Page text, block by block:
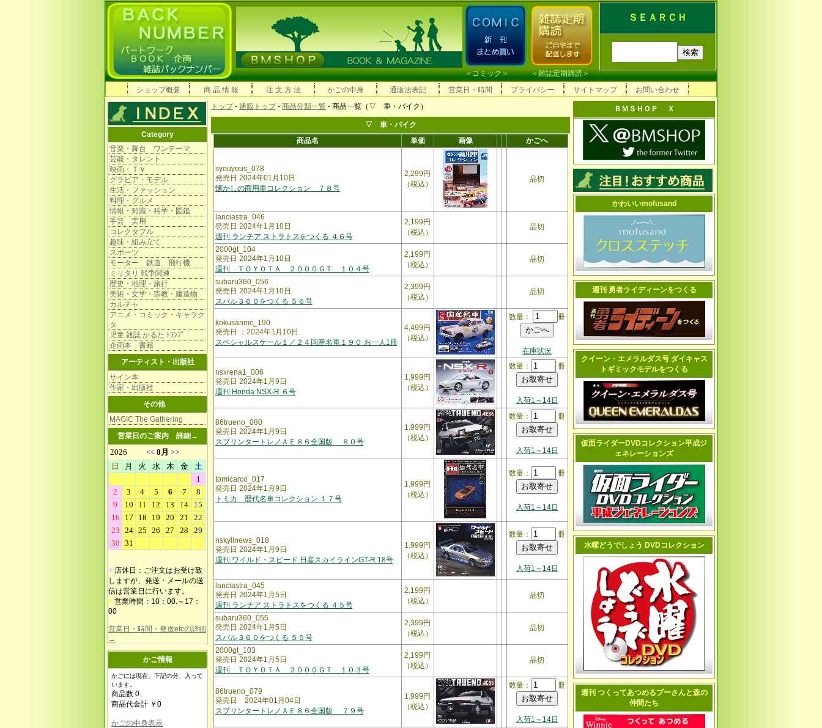
ＳＥＡＲＣＨ
＜コミック＞ ＜雑誌定期購読＞
ショップ概要
商 品 情 報 注 文 方 法 かごの中身 通販法表記 営業日・時間 プライバシー サイトマップ お問い合わせ
Category
音楽・舞台 ワンテーマ
芸能・タレント
映画・ＴＶ
グラビア・モデル
生活・ファッション
料理・グルメ
情報・知識・科学・図鑑
手芸 実用
コレクタブル
趣味・組み立て
スポーツ
モーター 鉄道 飛行機
ミリタリ 戦争関連
歴史・地理・旅行
美術・文学・宗教・建造物
カルチャ
アニメ・コミック・キャラク
タ
児童 雑誌 かるた ﾄﾗﾝﾌﾟ
企画本 書籍
アーティスト・出版社
サイン本
作家・出版社
その他
MAGIC The Gathering
営業日のご案内 詳細→
■ 店休日：ご注文はお受け致
しますが、発送・メールの送
信は営業日に行います。
■ 営業時間：10：00.～17：
00
営業日・時間・発送etcの詳細
→
かご情報
かごには現在、下記の分、入って
います。
商品数 0
商品代金計 ￥0
かごの中身表示
トップ- 通販トップ- 商品分類一覧 - 商品一覧（▽ 車・バイク）
▽ 車・バイク
商品名
単価 画像 かごへ
syouyous_078
発売日 2024年01月10日
懐かしの商用車コレクション ７８号
2,299円
（税込）
品切
lanciastra_046
発売日 2024年1月10日
週刊 ランチア ストラトスをつくる ４６号
2,199円
（税込）
品切
2000gt_104
発売日 2024年1月10日
週刊 ＴＯＹＯＴＡ ２０００ＧＴ １０４号
2,199円
（税込）
品切
subaru360_056
発売日 2024年1月10日
スバル３６０をつくる ５６号
2,399円
（税込）
品切
kokusanmc_190
発売日 ：2024年1月10日
スペシャルスケール１／２４国産名車１９０ お一人1冊
4,499円
（税込）
数量： 冊
在庫状況
nsxrena1_006
発売日 2024年1月9日
週刊 Honda NSX-R ６号
1,999円
（税込）
数量： 冊
入荷1～14日
86trueno_080
発売日 2024年1月9日
スプリンタートレノＡＥ８６全国版 ８０号
1,999円
（税込）
数量： 冊
入荷1～14日
tomicarco_017
発売日 2024年1月9日
トミカ 歴代名車コレクション １７号
1,999円
（税込）
数量： 冊
入荷1～14日
nskylinews_018
発売日 2024年1月9日
週刊 ワイルド・スピード 日産スカイラインGT-R 18号
1,999円
（税込）
数量： 冊
入荷1～14日
lanciastra_045
発売日 2024年1月5日
週刊 ランチア ストラトスをつくる ４５号
2,199円
（税込）
品切
subaru360_055
発売日 2024年1月5日
スバル３６０をつくる ５５号
2,399円
（税込）
品切
2000gt_103
発売日 2024年1月5日
週刊 ＴＯＹＯＴＡ ２０００ＧＴ １０３号
2,199円
（税込）
品切
86trueno_079
発売日 2024年01月04日
スプリンタートレノＡＥ８６全国版 ７９号
1,999円
（税込）
数量： 冊
入荷1～14日
ＢＭＳＨＯＰ Ｘ
かわいいmofusand
週刊 勇者ライディーンをつくる
クイーン・エメラルダス号 ダイキャス
トギミックモデルをつくる
仮面ライダーDVDコレクション平成ジ
ェネレーションズ
水曜どうでしょう DVDコレクション
週刊 つくってあつめるプーさんと森の
仲間たち